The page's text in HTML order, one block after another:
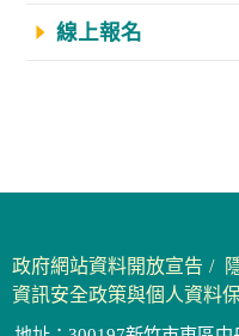
線上報名
政府網站資料開放宣告
資訊安全政策與個人資料